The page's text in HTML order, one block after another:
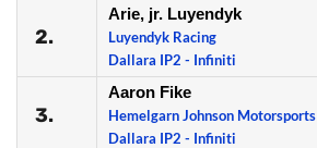
2.
Arie, jr. Luyendyk
Luyendyk Racing
Dallara IP2 - Infiniti
3.
Aaron Fike
Hemelgarn Johnson Motorsports
Dallara IP2 - Infiniti